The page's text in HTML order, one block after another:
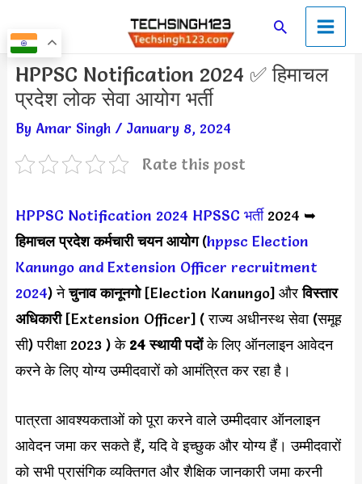
to
content
SearchMain
Menu
HPPSC Notification 2024 ✅ हिमाचल
प्रदेश लोक सेवा आयोग भर्ती
By Amar Singh / January 8, 2024
Rate this post
HPPSC Notification 2024 HPSSC भर्ती2024 ➥
हिमाचल प्रदेश कर्मचारी चयन आयोग(hppsc Election
Kanungo and Extension Officer recruitment
2024) नेचुनाव कानूनगो[Election Kanungo] औरविस्तार
अधिकारी[Extension Officer] ( राज्य अधीनस्थ सेवा (समूह
सी) परीक्षा 2023 ) के24 स्थायी पदोंके लिए ऑनलाइन आवेदन
करने के लिए योग्य उम्मीदवारों को आमंत्रित कर रहा है।
पात्रता आवश्यकताओं को पूरा करने वाले उम्मीदवार ऑनलाइन
आवेदन जमा कर सकते हैं, यदि वे इच्छुक और योग्य हैं। उम्मीदवारों
को सभी प्रासंगिक व्यक्तिगत और शैक्षिक जानकारी जमा करनी
Post
navigation